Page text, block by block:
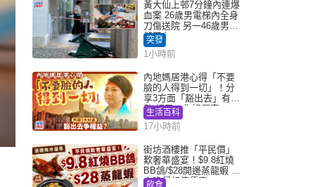
黃大仙上邨7分鐘內連爆
血案 26歲男電梯內全身
刀傷送院 另一46歲男倒
斃平台
突發
1小時前
內地媽居港心得「不要
臉的人得到一切」！分
享3方面「豁出去」有著
數 網民：你好厲害
生活百科
17小時前
街坊酒樓推「平民價」
歎奢華盛宴！$9.8紅燒
BB鴿/$28開邊蒸龍蝦 3
大晚餐超值優惠
飲食